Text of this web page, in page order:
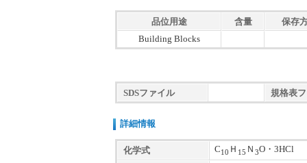
品位用途 含量
保存
Building Blocks
SDSファイル 規格表
詳細情報
化学式 C10 Ｈ 15 Ｎ 3O・3HCl